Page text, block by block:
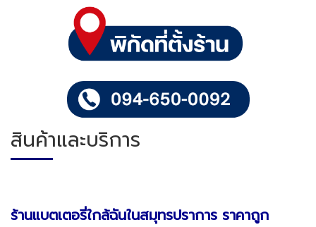
สินค้าและบริการ
ร้านแบตเตอรี่ใกล้ฉันในสมุทรปราการ ราคาถูก